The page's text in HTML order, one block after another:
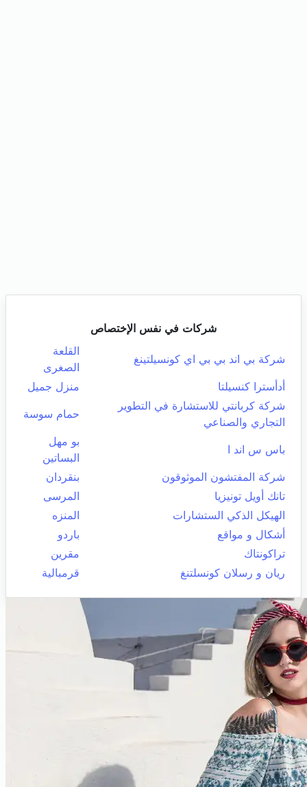
شركات في نفس الإختصاص
شركة بي اند بي بي اي كونسيلتينغ
القلعة
الصغرى
أدأسترا كنسيلتا
منزل جميل
شركة كربانتي للاستشارة في التطوير
التجاري والصناعي
حمام سوسة
باس س اند ا
بو مهل
البساتين
شركة المفتشون الموثوقون
بنقردان
تانك أويل تونيزيا
المرسى
الهيكل الذكي الستشارات
المنزه
أشكال و مواقع
باردو
تراكونتاك
مقرين
ريان و رسلان كونسلتنغ
قرمبالية